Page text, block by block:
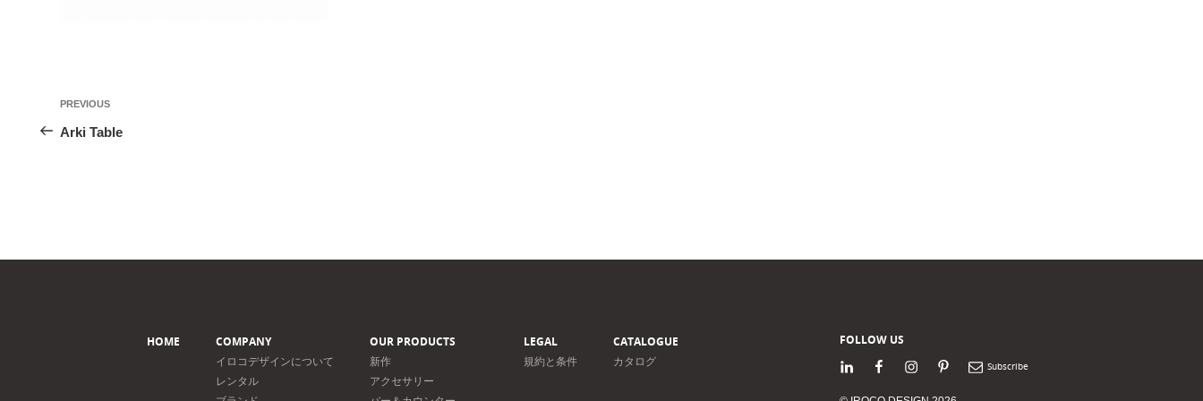
投
稿
シ
Previous
Post
PREVIOUS
Arki Table
HOME
COMPANY
イロコデザインについて
レンタル
OUR PRODUCTS
新作
アクセサリー
LEGAL
規約と条件
CATALOGUE
カタログ
FOLLOW US
LinkedInFacebookInstagramPinterestNewsletter